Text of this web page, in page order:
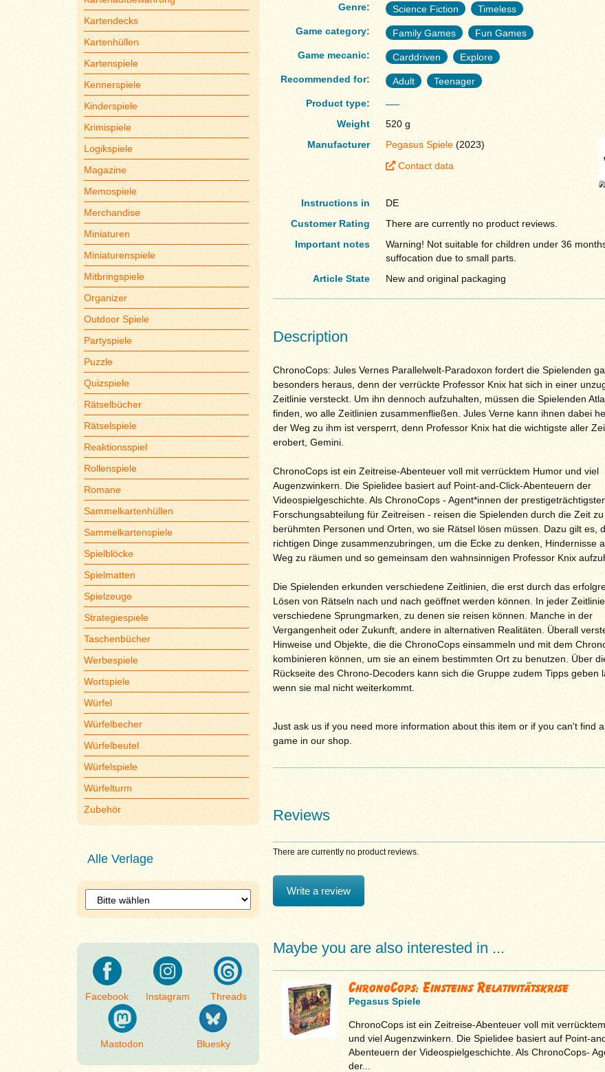
Kartendecks
Kartenhüllen
Kartenspiele
Kennerspiele
Kinderspiele
Krimispiele
Logikspiele
Magazine
Memospiele
Merchandise
Miniaturen
Miniaturenspiele
Mitbringspiele
Organizer
Outdoor Spiele
Partyspiele
Puzzle
Quizspiele
Rätselbücher
Rätselspiele
Reaktionsspiel
Rollenspiele
Romane
Sammelkartenhüllen
Sammelkartenspiele
Spielblöcke
Spielmatten
Spielzeuge
Strategiespiele
Taschenbücher
Werbespiele
Wortspiele
Würfel
Würfelbecher
Würfelbeutel
Würfelspiele
Würfelturm
Zubehör
Alle Verlage
Facebook Instagram Threads
Mastodon Bluesky
Genre:
Science Fiction
Timeless
Game category:
Family Games
Fun Games
Game mecanic:
Carddriven
Explore
Recommended for:
Adult
Teenager
Product type:
Weight
520 g
Manufacturer
Pegasus Spiele(2023)
Contact data
Instructions in
DE
Customer Rating
There are currently no product reviews.
Important notes
Warning! Not suitable for children under 36
suffocation due to small parts.
Article State
New and original packaging
Description
ChronoCops: Jules Vernes Parallelwelt-Paradoxon fordert die Spielenden
besonders heraus, denn der verrückte Professor Knix hat sich in einer
Zeitlinie versteckt. Um ihn dennoch aufzuhalten, müssen die Spielenden
finden, wo alle Zeitlinien zusammenfließen. Jules Verne kann ihnen dabei
der Weg zu ihm ist versperrt, denn Professor Knix hat die wichtigste aller
erobert, Gemini.
ChronoCops ist ein Zeitreise-Abenteuer voll mit verrücktem Humor und viel
Augenzwinkern. Die Spielidee basiert auf Point-and-Click-Abenteuern der
Videospielgeschichte. Als ChronoCops - Agent*innen der
Forschungsabteilung für Zeitreisen - reisen die Spielenden durch die Zeit zu
berühmten Personen und Orten, wo sie Rätsel lösen müssen. Dazu gilt es,
richtigen Dinge zusammenzubringen, um die Ecke zu denken, Hindernisse
Weg zu räumen und so gemeinsam den wahnsinnigen Professor Knix
Die Spielenden erkunden verschiedene Zeitlinien, die erst durch das
Lösen von Rätseln nach und nach geöffnet werden können. In jeder
verschiedene Sprungmarken, zu denen sie reisen können. Manche in der
Vergangenheit oder Zukunft, andere in alternativen Realitäten. Überall
Hinweise und Objekte, die die ChronoCops einsammeln und mit dem
kombinieren können, um sie an einem bestimmten Ort zu benutzen. Über
Rückseite des Chrono-Decoders kann sich die Gruppe zudem Tipps geben
wenn sie mal nicht weiterkommt.
Just ask us if you need more information about this item or if you can't find
game in our shop.
Reviews
There are currently no product reviews.
Write a review
Maybe you are also interested in ...
ChronoCops: Einsteins Relativitätskrise
Pegasus Spiele
ChronoCops ist ein Zeitreise-Abenteuer voll mit
und viel Augenzwinkern. Die Spielidee basiert auf Point-
Abenteuern der Videospielgeschichte. Als ChronoCops-
der...